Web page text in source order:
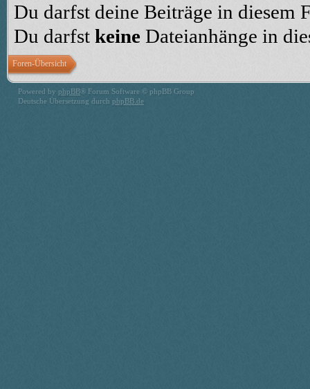
Du darfst deine Beiträge in diesem
Du darfst keine Dateianhänge in
Foren-Übersicht
Powered by phpBB® Forum Software © phpBB Group
Deutsche Übersetzung durch phpBB.de